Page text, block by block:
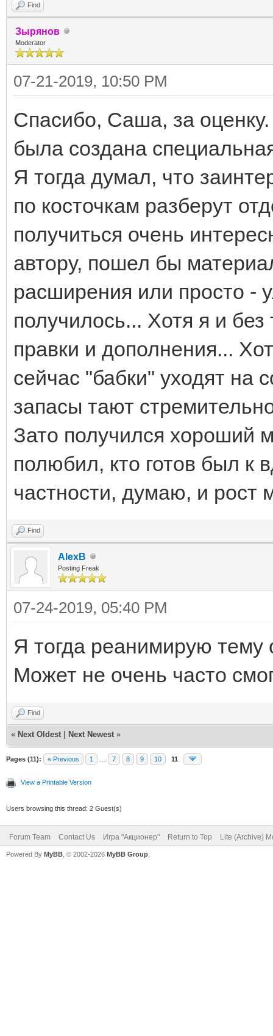
Find
Зырянов
Moderator
07-21-2019, 10:50 PM
Спасибо, Саша, за
была создана
Я тогда думал, что
по косточкам разберут
получиться очень
автору, пошел бы
расширения или просто -
получилось... Хотя я и без
правки и дополнения...
сейчас "бабки" уходят на
запасы тают
Зато получился хороший
полюбил, кто готов был к
частности, думаю, и рост
Find
AlexB
Posting Freak
07-24-2019, 05:40 PM
Я тогда реанимирую тему
Может не очень часто
Find
« Next Oldest Next Newest »
Pages (11): « Previous 1 7 8 9 10 11
View a Printable Version
Users browsing this thread: 2 Guest(s)
Forum Team Contact Us Игра "Акционер" Return to Top Lite (Archive)
Powered By MyBB , © 2002-2026 MyBB Group